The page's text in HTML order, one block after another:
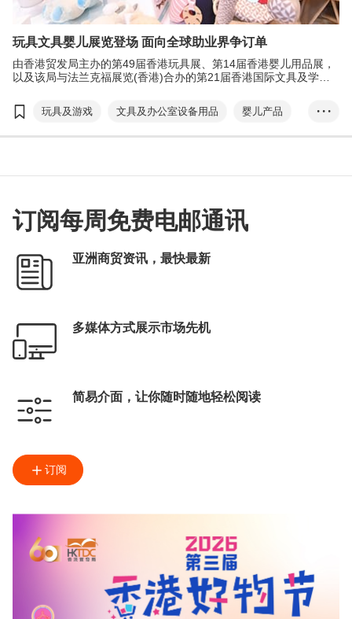
玩具文具婴儿展览登场 面向全球助业界争订单
由香港贸发局主办的第49届香港玩具展、第14届香港婴儿用品展，
以及该局与法兰克福展览(香港)合办的第21届香港国际文具及学习
产品。为各地买家提供一站式采购平台。
玩具及游戏 文具及办公室设备用品
婴儿产品
香港
香港玩具展
香港婴儿用品展
免检疫通关
EXHIBITION+ 展览+
实体展
贸发网采购
• • •
订阅每周免费电邮通讯
亚洲商贸资讯，最快最新
多媒体方式展示市场先机
简易介面，让你随时随地轻松阅读
订阅